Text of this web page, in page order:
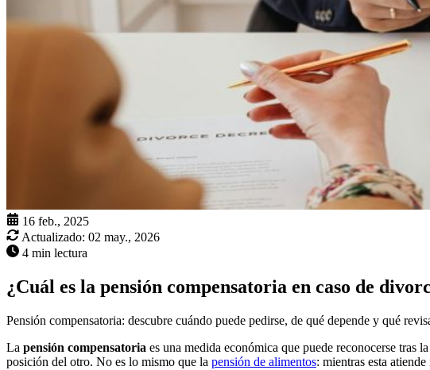
16 feb., 2025
Actualizado: 02 may., 2026
4 min lectura
¿Cuál es la pensión compensatoria en caso de
Pensión compensatoria: descubre cuándo puede pedirse, de qué depende y qué
La pensión compensatoria es una medida económica que puede reconocerse tras
posición del otro. No es lo mismo que la pensión de alimentos: mientras esta